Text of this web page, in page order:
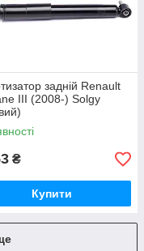
задній Renault
III (2008-) Solgy
₴
Купити